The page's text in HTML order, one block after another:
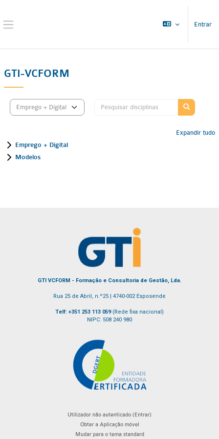
Entrar
GTI-VCFORM
Categorias de disciplinas
Pesquisar
Pesquisar
Expandir tudo
Emprego + Digital
Modelos
GTI VCFORM - Formação e Consultoria de Gestão, Lda.
Rua 25 de Abril, n.º25 | 4740-002 Esposende
Telf: +351 253 113 059 (Rede fixa nacional)
NIPC: 508 240 980
Utilizador não autenticado (Entrar)
Obter a Aplicação móvel
Mudar para o tema standard